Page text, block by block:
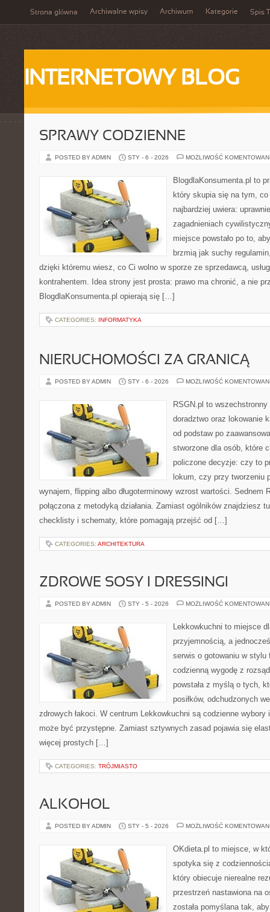
Strona główna Archiwalne wpisy Archiwum Kategorie Spis
INTERNETOWY BLOG
SPRAWY CODZIENNE
POSTED BY ADMIN STY - 6 - 2026 MOŻLIWOŚĆ
BlogdlaKonsumenta.pl to
który skupia się na tym,
najbardziej uwiera:
zagadnieniach
miejsce powstało po to,
brzmią jak suchy
dzięki któremu wiesz, co Ci wolno w sporze ze sprzedawcą,
kontrahentem. Idea strony jest prosta: prawo ma chronić, a nie
BlogdlaKonsumenta.pl opierają się […]
CATEGORIES: INFORMATYKA
NIERUCHOMOŚCI ZA GRANICĄ
POSTED BY ADMIN STY - 6 - 2026 MOŻLIWOŚĆ
RSGN.pl to
doradztwo oraz lokowanie
od podstaw po
stworzone dla osób, które
policzone decyzje: czy to
lokum, czy przy tworzeniu
wynajem, flipping albo długoterminowy wzrost wartości. Sednem
połączona z metodyką działania. Zamiast ogólników znajdziesz
checklisty i schematy, które pomagają przejść od […]
CATEGORIES: ARCHITEKTURA
ZDROWE SOSY I DRESSINGI
POSTED BY ADMIN STY - 5 - 2026 MOŻLIWOŚĆ
Lekkowkuchni to miejsce
przyjemnością, a
serwis o gotowaniu w stylu
codzienną wygodę z
powstała z myślą o tych,
posiłków, odchudzonych
zdrowych łakoci. W centrum Lekkowkuchni są codzienne wybory
może być przystępne. Zamiast sztywnych zasad pojawia się
więcej prostych […]
CATEGORIES: TRÓJMIASTO
ALKOHOL
POSTED BY ADMIN STY - 5 - 2026 MOŻLIWOŚĆ
OKdieta.pl to miejsce, w
spotyka się z
który obiecuje nierealne
przestrzeń nastawiona na
została pomyślana tak,